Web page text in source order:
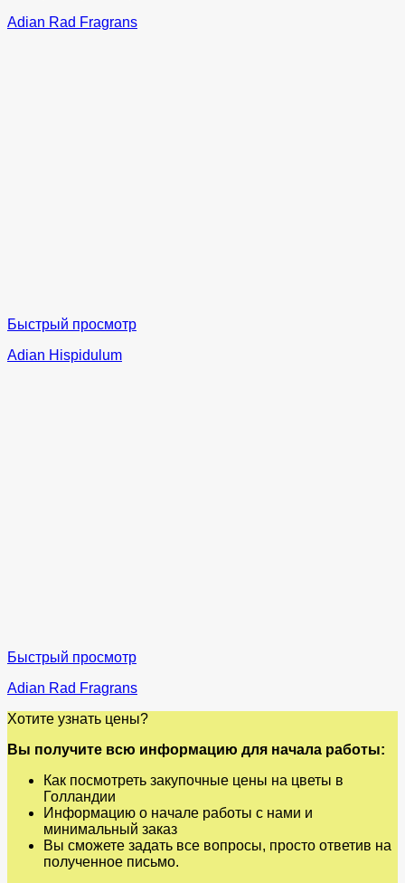
Adian Rad Fragrans
Быстрый просмотр
Adian Hispidulum
Быстрый просмотр
Adian Rad Fragrans
Хотите узнать цены?
Вы получите всю информацию для начала работы:
Как посмотреть закупочные цены на цветы в
Голландии
Информацию о начале работы с нами и
минимальный заказ
Вы сможете задать все вопросы, просто ответив на
полученное письмо.